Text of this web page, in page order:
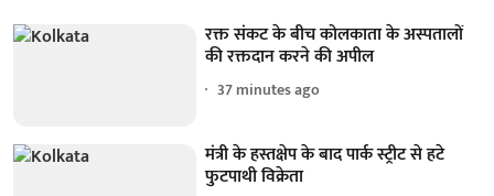
रक्त संकट के बीच कोलकाता के अस्पतालों
की रक्तदान करने की अपील
37 minutes ago
मंत्री के हस्तक्षेप के बाद पार्क स्ट्रीट से हटे
फुटपाथी विक्रेता